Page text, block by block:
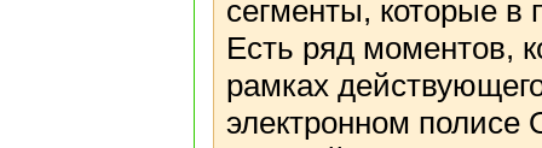
сегменты, которые
Есть ряд моментов,
рамках
электронном